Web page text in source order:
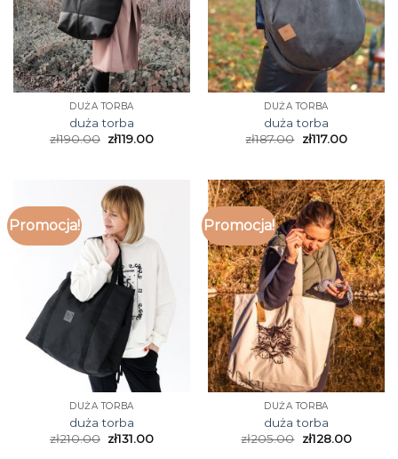
DUŻA TORBA
duża torba
zł190.00 zł119.00
DUŻA TORBA
duża torba
zł187.00 zł117.00
Promocja!
DUŻA TORBA
duża torba
zł210.00 zł131.00
Promocja!
DUŻA TORBA
duża torba
zł205.00 zł128.00